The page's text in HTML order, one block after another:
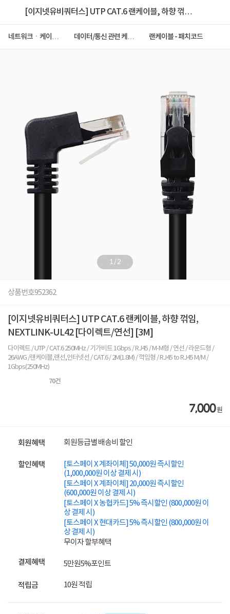
[이지넷유비쿼터스] UTP CAT.6 랜케이블, 하향 꺾임,
네트워크ㆍ케이블
데이터/통신 관련 케이
랜케이블 - 패치코드
1/2
상품번호952362
[이지넷유비쿼터스] UTP CAT.6 랜케이블, 하향 꺾임,
NEXTLINK-UL42 [다이렉트/연선] [3M]
다이렉트 / UTP / CAT.6 250MHz / 기가비트 1Gbps / RJ45 / M-M형 / 연선 / 라운드형 /
26AWG /랜케이블,랜선,인터넷선 / CAT.6 / 2M(1.8M) / 꺽임형 / RJ45 to RJ45 M/M /
1Gbps(250MHz)
70건
7,000원
회원혜택 회원등급별 배송비 할인
할인혜택
[토스페이 X 계좌이체] 50,000원 즉시할인
(1,000,000원 이상 결제 시)
[토스페이 X 계좌이체] 20,000원 즉시할인
(600,000원 이상 결제 시)
[토스페이 X 농협카드] 5% 즉시할인 (800,000원 이
상 결제 시)
[토스페이 X 현대카드] 5% 즉시할인 (800,000원 이
상 결제 시)
무이자 할부혜택
결제혜택 5만원5%포인트
적립금 10원 적립